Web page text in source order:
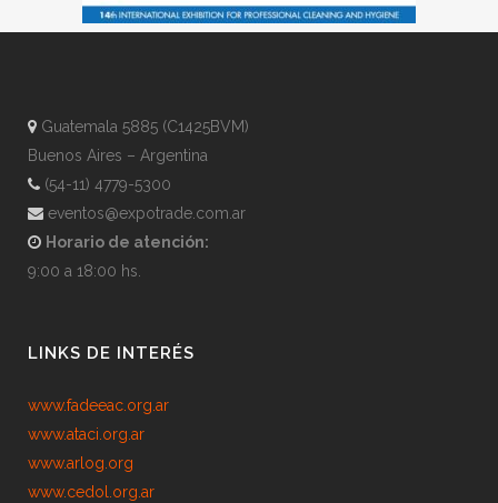
Guatemala 5885 (C1425BVM)
Buenos Aires – Argentina
(54-11) 4779-5300
eventos@expotrade.com.ar
Horario de atención:
9:00 a 18:00 hs.
LINKS DE INTERÉS
www.fadeeac.org.ar
www.ataci.org.ar
www.arlog.org
www.cedol.org.ar